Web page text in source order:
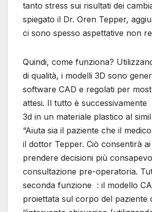
tanto stress sui risultati dei
spiegato il Dr. Oren Tepper,
ci sono spesso aspettative non
Quindi, come funziona?
di qualità, i modelli 3D sono
software CAD e regolati per
attesi. Il tutto è successivamente
3d in un materiale plastico al
“Aiuta sia il paziente che il
il dottor Tepper. Ciò consentirà
prendere decisioni più
consultazione pre-operatoria.
seconda funzione : il modello
proiettata sul corpo del paziente